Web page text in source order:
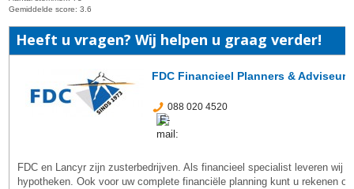
Gemiddelde score:3.6
Heeft u vragen? Wij helpen u graag verder!
FDC Financieel Planners & Adviseurs
088 020 4520
FDC en Lancyr zijn zusterbedrijven. Als financieel specialist leveren wij
hypotheken. Ook voor uw complete financiële planning kunt u rekenen